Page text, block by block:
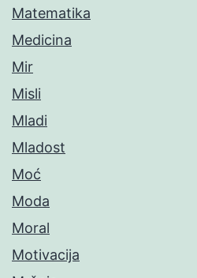
Matematika
Medicina
Mir
Misli
Mladi
Mladost
Moć
Moda
Moral
Motivacija